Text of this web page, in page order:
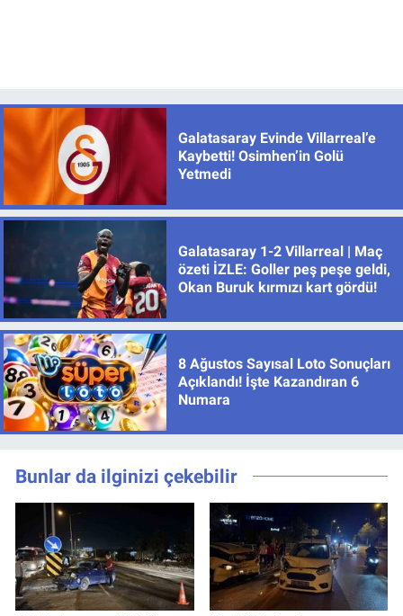
Galatasaray Evinde Villarreal’e
Kaybetti! Osimhen’in Golü
Yetmedi
Galatasaray 1-2 Villarreal | Maç
özeti İZLE: Goller peş peşe geldi,
Okan Buruk kırmızı kart gördü!
8 Ağustos Sayısal Loto Sonuçları
Açıklandı! İşte Kazandıran 6
Numara
Bunlar da ilginizi çekebilir